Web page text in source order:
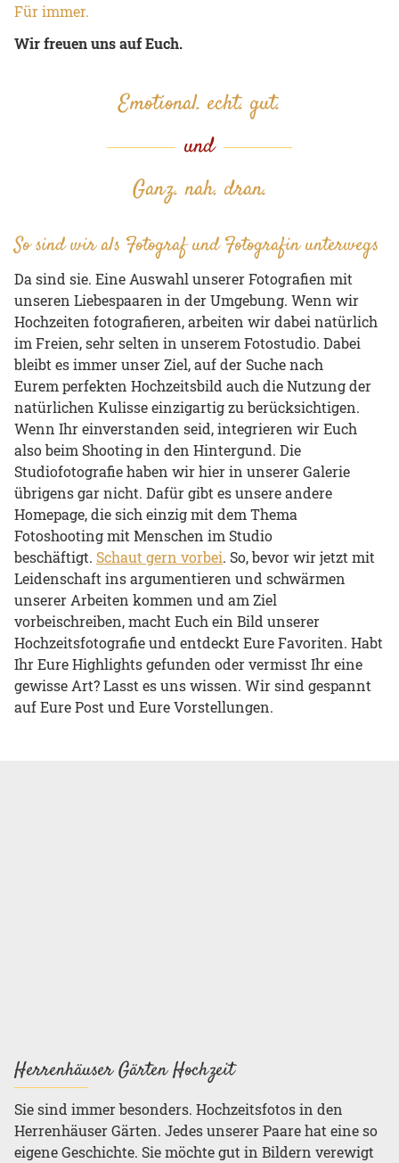
Für immer.
Wir freuen uns auf Euch.
Emotional. echt. gut.
und
Ganz. nah. dran.
So sind wir als Fotograf und Fotografin unterwegs
Da sind sie. Eine Auswahl unserer Fotografien mit
unseren Liebespaaren in der Umgebung. Wenn wir
Hochzeiten fotografieren, arbeiten wir dabei natürlich
im Freien, sehr selten in unserem Fotostudio. Dabei
bleibt es immer unser Ziel, auf der Suche nach
Eurem perfekten Hochzeitsbild auch die Nutzung der
natürlichen Kulisse einzigartig zu berücksichtigen.
Wenn Ihr einverstanden seid, integrieren wir Euch
also beim Shooting in den Hintergund. Die
Studiofotografie haben wir hier in unserer Galerie
übrigens gar nicht. Dafür gibt es unsere andere
Homepage, die sich einzig mit dem Thema
Fotoshooting mit Menschen im Studio
beschäftigt. Schaut gern vorbei. So, bevor wir jetzt mit
Leidenschaft ins argumentieren und schwärmen
unserer Arbeiten kommen und am Ziel
vorbeischreiben, macht Euch ein Bild unserer
Hochzeitsfotografie und entdeckt Eure Favoriten. Habt
Ihr Eure Highlights gefunden oder vermisst Ihr eine
gewisse Art? Lasst es uns wissen. Wir sind gespannt
auf Eure Post und Eure Vorstellungen.
Herrenhäuser Gärten Hochzeit
Sie sind immer besonders. Hochzeitsfotos in den
Herrenhäuser Gärten. Jedes unserer Paare hat eine so
eigene Geschichte. Sie möchte gut in Bildern verewigt